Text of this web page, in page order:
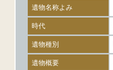
遺物名称よみ
時代
遺物種別
遺物概要